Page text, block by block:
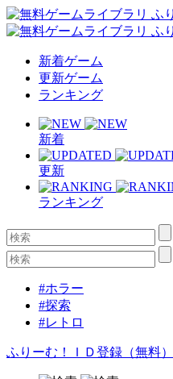
新着ゲーム
更新ゲーム
ランキング
新着
更新
ランキング
#ホラー
#探索
#レトロ
ふりーむ！ＩＤ登録（無料）